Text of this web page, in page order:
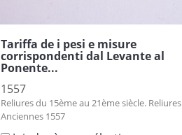
Tariffa de i pesi e misure
corrispondenti dal Levante al
Ponente...
1557
Reliures du 15ème au 21ème siècle. Reliures
Anciennes 1557